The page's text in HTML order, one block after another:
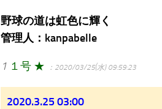
野球の道は虹色に輝く
管理人：kanpabelle
1 １号 ★ ：2020/03/25(水) 09:59:23
2020.3.25 03:00